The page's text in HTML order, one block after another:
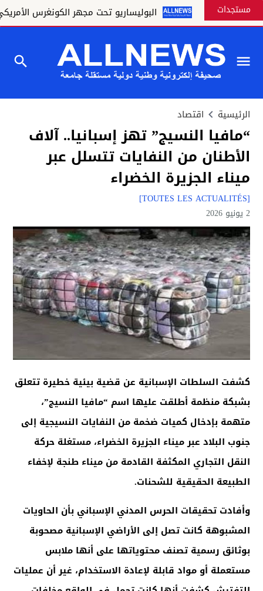
مستجدات البوليساريو تحت مجهر الكونغرس الأمريكي..
الرئيسية اقتصاد
“مافيا النسيج” تهز إسبانيا.. آلاف
الأطنان من النفايات تتسلل عبر
ميناء الجزيرة الخضراء
[TOUTES LES ACTUALITÉS]
2 يونيو 2026
كشفت السلطات الإسبانية عن قضية بيئية خطيرة تتعلق
بشبكة منظمة أطلقت عليها اسم “مافيا النسيج”،
متهمة بإدخال كميات ضخمة من النفايات النسيجية إلى
جنوب البلاد عبر ميناء الجزيرة الخضراء، مستغلة حركة
النقل التجاري المكثفة القادمة من ميناء طنجة لإخفاء
الطبيعة الحقيقية للشحنات.
وأفادت تحقيقات الحرس المدني الإسباني بأن الحاويات
المشبوهة كانت تصل إلى الأراضي الإسبانية مصحوبة
بوثائق رسمية تصنف محتوياتها على أنها ملابس
مستعملة أو مواد قابلة لإعادة الاستخدام، غير أن عمليات